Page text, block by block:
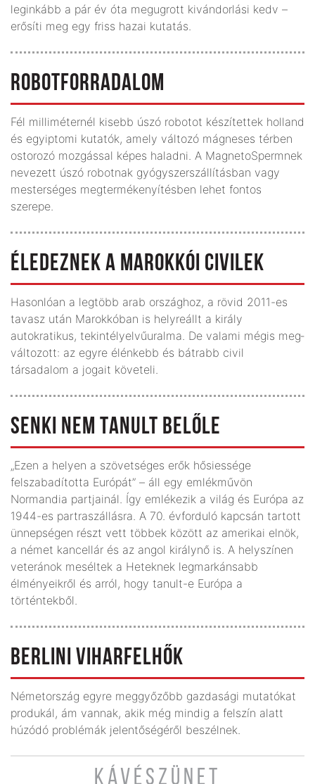
leginkább a pár év óta megugrott kivándorlási kedv –
erősíti meg egy friss hazai kutatás.
ROBOTFORRADALOM
Fél milliméternél kisebb úszó robotot készítettek holland
és egyiptomi kutatók, amely változó mágneses térben
ostorozó mozgással képes haladni. A MagnetoSpermnek
nevezett úszó robotnak gyógyszerszállításban vagy
mesterséges megtermékenyítésben lehet fontos
szerepe.
ÉLEDEZNEK A MAROKKÓI CIVILEK
Hasonlóan a legtöbb arab ország­hoz, a rövid 2011-es
tavasz után Marokkó­ban is helyreállt a király
autokratikus, tekintélyelvűuralma. De valami mégis meg­
változott: az egyre élénkebb és bátrabb civil
társadalom a jogait követeli.
SENKI NEM TANULT BELŐLE
„Ezen a helyen a szövetséges erők hősiessége
felszabadította Európát” – áll egy emlékművön
Normandia partjainál. Így emlékezik a világ és Európa az
1944-es partraszállásra. A 70. évforduló kapcsán tartott
ünnepségen részt vett többek között az amerikai elnök,
a német kancellár és az angol királynő is. A helyszínen
veteránok meséltek a Heteknek legmarkánsabb
élményeikről és arról, hogy tanult-e Európa a
történtekből.
BERLINI VIHARFELHŐK
Németország egyre meggyőzőbb gazdasági mutatókat
produkál, ám vannak, akik még mindig a felszín alatt
húzódó problémák jelentőségéről beszélnek.
KÁVÉSZÜNET